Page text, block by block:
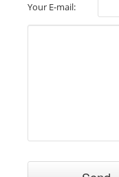
Your E-mail: